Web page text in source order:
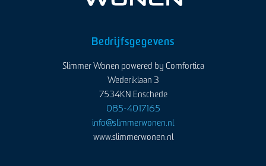
Bedrijfsgegevens
Slimmer Wonen powered by Comfortica
Wederiklaan 3
7534KN Enschede
085-4017165
info@slimmerwonen.nl
www.slimmerwonen.nl